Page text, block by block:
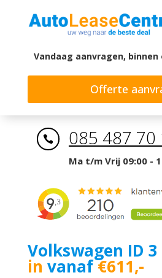
Vandaag aanvragen,
Offerte
 085 487 70
Ma t/m Vrij 09:00 -
Volkswagen ID 3
in vanaf€611,-